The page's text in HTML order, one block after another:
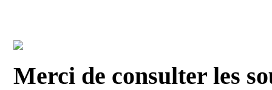
Merci de consulter les